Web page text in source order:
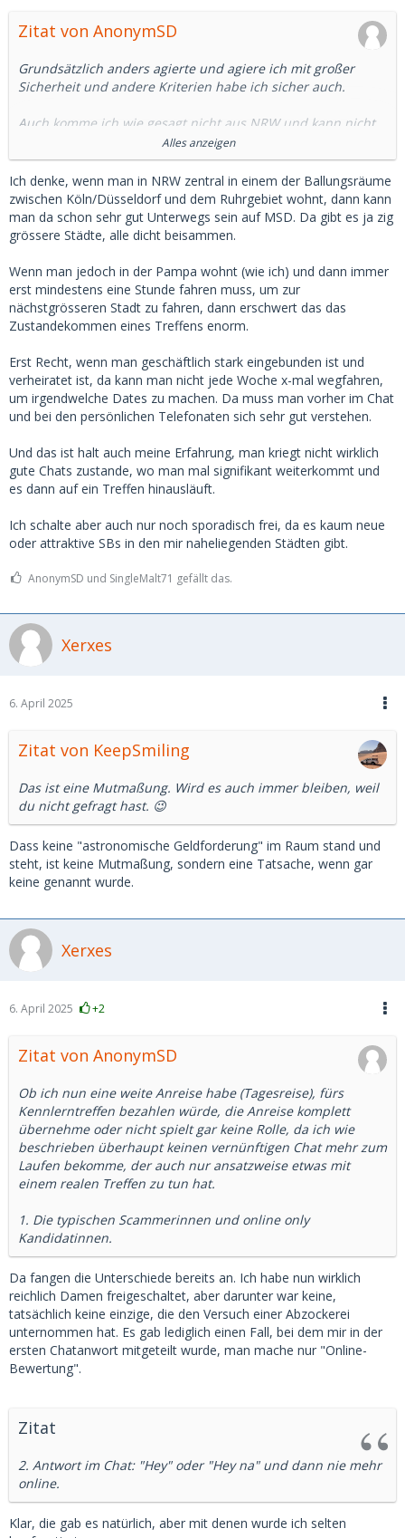
Zitat von AnonymSD
Grundsätzlich anders agierte und agiere ich mit großer
Sicherheit und andere Kriterien habe ich sicher auch.
Auch komme ich wie gesagt nicht aus NRW und kann nicht
ständig antworten und online sein.
Dennoch stellte und stelle ich vorab meine Fragen, versende
Küsse, bekomme Fragen, Küsse und Profilbesuche und habe
mein Profil so ähnlich aufgebaut wie du es hier beschreibst.
ohne Copy and Paste.
Ob ich nun eine weite Anreise habe (Tagesreise), fürs
Kennlerntreffen bezahlen würde, die Anreise komplett
beschrieben überhaupt keinen vernünftigen Chat mehr zum
Laufen bekomme, der auch nur ansatzweise etwas mit
einem realen Treffen zu tun hat.
1. Die typischen Scammerinnen und online only
Kandidatinnen.
2. Antwort im Chat: "Hey" oder "Hey na" und dann nie mehr
3. Antwort im Chat: " schön das du schreibst. Ich suche
genau das gleiche", oder " alles passt zusammen ...".... und
dann Profil deaktiviert.
4. Vielen Dank für deine Nachricht, ich melde mich später....
(und dann nie mehr)
Die Beurteilung, dass ich grundlegend falsch agiere kann
meiner Vorgehensweise immerhin einige Chats und Treffen
Dennoch freue ich mich für dich, wenn es aktuell bei dir so
Mal angenommen ich bin wirklich uninteressant, gringe,
hässlich, unfähig oder was es sonst noch so gibt, warum
lösche ich dann mein Profil als angeschriebene oder gehe
einfach wochenlang nicht online??
aufgrund der Entfernung wäre es umständlich für beide
und ebenso unehrlich, da das auf Dauer zu anstrengend
wird.
dass im Xerxes Land die Damen generell aufgeschlossener
Einzige Erklärung für deinen bescheidenen Erfolg kann sein,
Radius wie ich und dadurch die schiere Masse aus
logischen Gründen am Ende eben doch eine minimale
Chance übrig bleibt, rein mathematisch logisch.
Alles anzeigen
Ich denke, wenn man in NRW zentral in einem der Ballungsräume
zwischen Köln/Düsseldorf und dem Ruhrgebiet wohnt, dann kann
man da schon sehr gut Unterwegs sein auf MSD. Da gibt es ja zig
grössere Städte, alle dicht beisammen.
Wenn man jedoch in der Pampa wohnt (wie ich) und dann immer
erst mindestens eine Stunde fahren muss, um zur
nächstgrösseren Stadt zu fahren, dann erschwert das das
Zustandekommen eines Treffens enorm.
Erst Recht, wenn man geschäftlich stark eingebunden ist und
verheiratet ist, da kann man nicht jede Woche x-mal wegfahren,
um irgendwelche Dates zu machen. Da muss man vorher im Chat
und bei den persönlichen Telefonaten sich sehr gut verstehen.
Und das ist halt auch meine Erfahrung, man kriegt nicht wirklich
gute Chats zustande, wo man mal signifikant weiterkommt und
es dann auf ein Treffen hinausläuft.
Ich schalte aber auch nur noch sporadisch frei, da es kaum neue
oder attraktive SBs in den mir naheliegenden Städten gibt.
AnonymSD und SingleMalt71 gefällt das.
Xerxes
6. April 2025
Zitat von KeepSmiling
Das ist eine Mutmaßung. Wird es auch immer bleiben, weil
du nicht gefragt hast. 😉
Dass keine "astronomische Geldforderung" im Raum stand und
steht, ist keine Mutmaßung, sondern eine Tatsache, wenn gar
keine genannt wurde.
Xerxes
6. April 2025 +2
Zitat von AnonymSD
Ob ich nun eine weite Anreise habe (Tagesreise), fürs
Kennlerntreffen bezahlen würde, die Anreise komplett
übernehme oder nicht spielt gar keine Rolle, da ich wie
beschrieben überhaupt keinen vernünftigen Chat mehr zum
Laufen bekomme, der auch nur ansatzweise etwas mit
einem realen Treffen zu tun hat.
1. Die typischen Scammerinnen und online only
Kandidatinnen.
Da fangen die Unterschiede bereits an. Ich habe nun wirklich
reichlich Damen freigeschaltet, aber darunter war keine,
tatsächlich keine einzige, die den Versuch einer Abzockerei
unternommen hat. Es gab lediglich einen Fall, bei dem mir in der
ersten Chatanwort mitgeteilt wurde, man mache nur "Online-
Bewertung".
Zitat
2. Antwort im Chat: "Hey" oder "Hey na" und dann nie mehr
online.
Klar, die gab es natürlich, aber mit denen wurde ich selten